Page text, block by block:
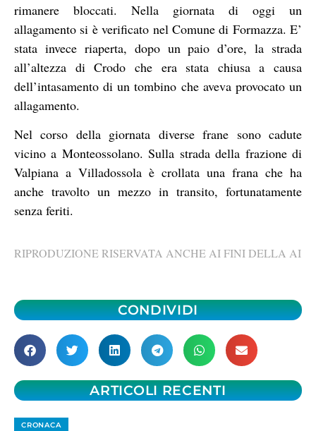
rimanere bloccati. Nella giornata di oggi un
allagamento si è verificato nel Comune di Formazza. E’
stata invece riaperta, dopo un paio d’ore, la strada
all’altezza di Crodo che era stata chiusa a causa
dell’intasamento di un tombino che aveva provocato un
allagamento.
Nel corso della giornata diverse frane sono cadute
vicino a Monteossolano. Sulla strada della frazione di
Valpiana a Villadossola è crollata una frana che ha
anche travolto un mezzo in transito, fortunatamente
senza feriti.
RIPRODUZIONE RISERVATA ANCHE AI FINI DELLA AI
CONDIVIDI
ARTICOLI RECENTI
CRONACA